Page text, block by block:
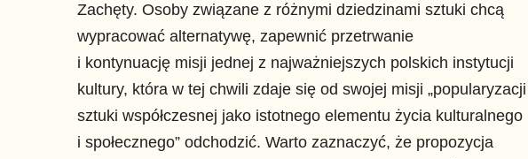
Zachęty. Osoby związane z różnymi dziedzinami sztuki chcą
wypracować alternatywę, zapewnić przetrwanie
i kontynuację misji jednej z najważniejszych polskich instytucji
kultury, która w tej chwili zdaje się od swojej misji „popularyzacji
sztuki współczesnej jako istotnego elementu życia kulturalnego
i społecznego” odchodzić. Warto zaznaczyć, że propozycja